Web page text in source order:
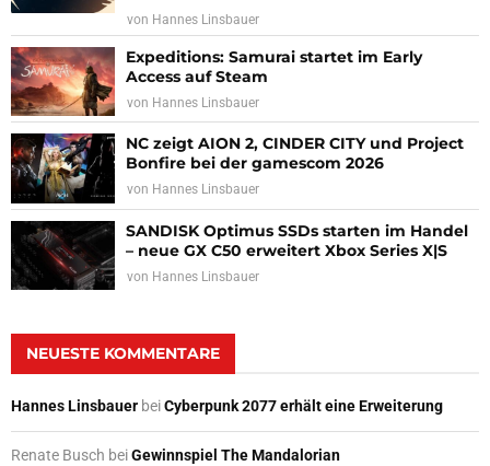
von Hannes Linsbauer
Expeditions: Samurai startet im Early
Access auf Steam
von Hannes Linsbauer
NC zeigt AION 2, CINDER CITY und Project
Bonfire bei der gamescom 2026
von Hannes Linsbauer
SANDISK Optimus SSDs starten im Handel
– neue GX C50 erweitert Xbox Series X|S
von Hannes Linsbauer
NEUESTE KOMMENTARE
Hannes Linsbauer beiCyberpunk 2077 erhält eine Erweiterung
Renate Busch beiGewinnspiel The Mandalorian